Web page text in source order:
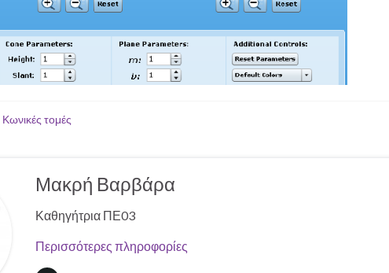
Κωνικές τομές
Μακρή Βαρβάρα
Καθηγήτρια ΠΕ03
Περισσότερες πληροφορίες